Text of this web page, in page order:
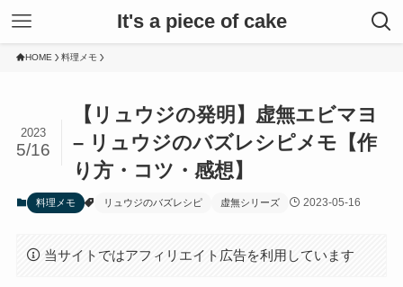
It's a piece of cake
HOME 料理メモ
【リュウジの発明】虚無エビマヨ
– リュウジのバズレシピメモ【作
り方・コツ・感想】
2023
5/16
料理メモ リュウジのバズレシピ 虚無シリーズ 2023-05-16
当サイトではアフィリエイト広告を利用しています